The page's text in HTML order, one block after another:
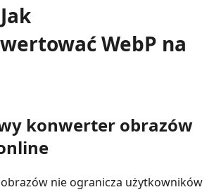
WebP na
konwerter obrazów
nie ogranicza użytkowników